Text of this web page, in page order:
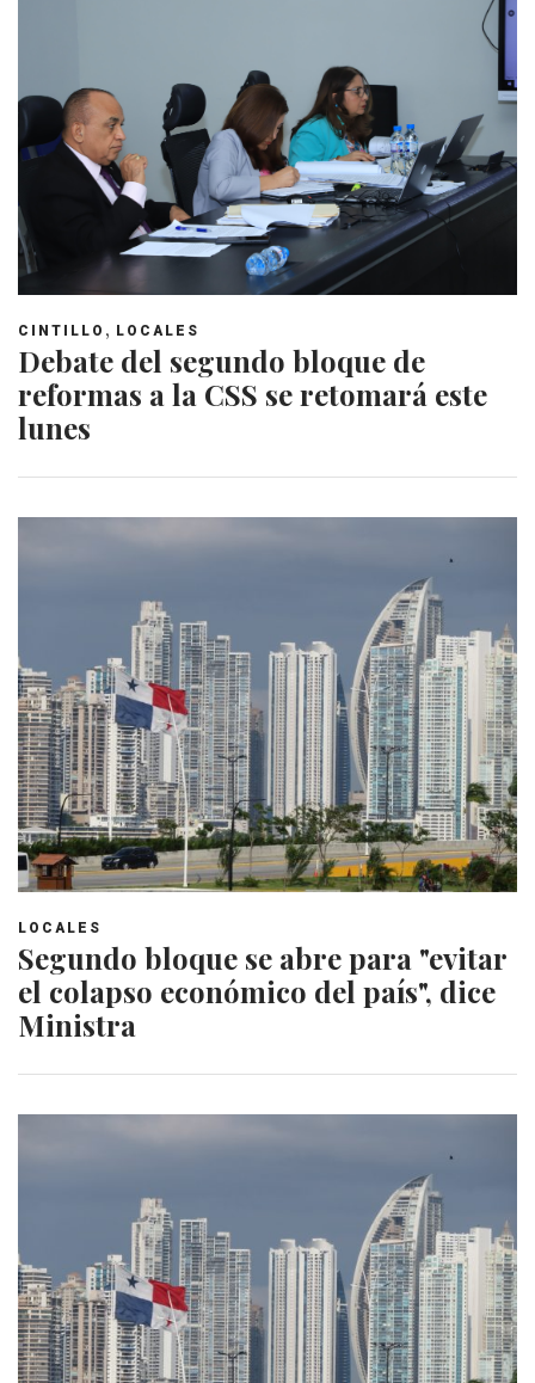
CINTILLO , LOCALES
Debate del segundo bloque de
reformas a la CSS se retomará este
lunes
LOCALES
Segundo bloque se abre para "evitar
el colapso económico del país", dice
Ministra